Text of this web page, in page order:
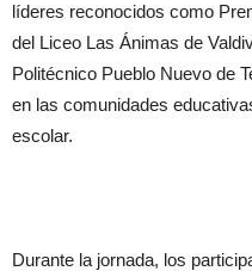
líderes reconocidos como
del Liceo Las Ánimas de
Politécnico Pueblo Nuevo de
en las comunidades
escolar.
Durante la jornada, los